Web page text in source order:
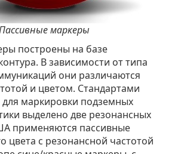
маркеры
построены на базе
В зависимости от типа
они различаются
и цветом. Стандартами
маркировки подземных
выделено две резонансных
применяются пассивные
цвета с резонансной частотой